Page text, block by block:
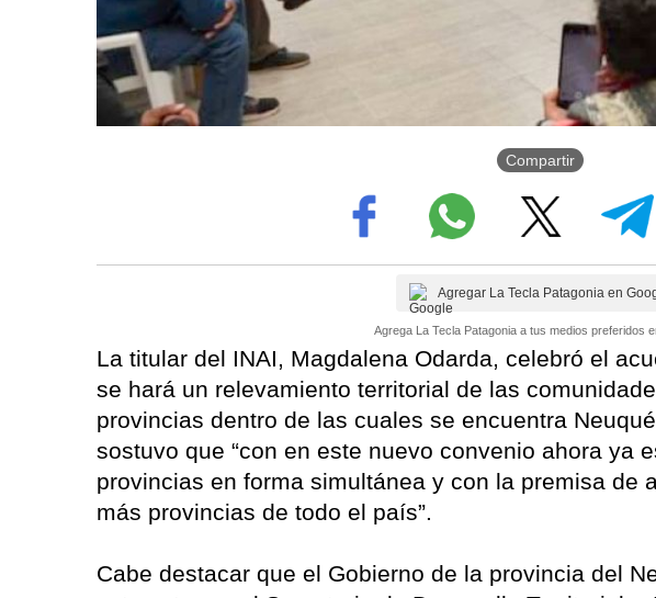
Compartir
Agregar La Tecla Patagonia en
Agrega La Tecla Patagonia a tus medios preferidos
La titular del INAI, Magdalena Odarda, celebró el
se hará un relevamiento territorial de las
provincias dentro de las cuales se encuentra
sostuvo que “con en este nuevo convenio ahora ya
provincias en forma simultánea y con la premisa de
más provincias de todo el país”.
Cabe destacar que el Gobierno de la provincia del